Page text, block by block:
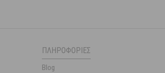
ΠΛΗΡΟΦΟΡΊΕΣ
Blog